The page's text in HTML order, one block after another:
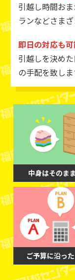
引越し時間お
ランなどさま
即日の対応も
引越しを決め
の手配を致しま
中身はそのま
ご予算に沿っ